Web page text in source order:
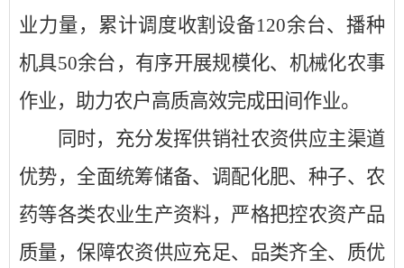
业力量，累计调度收割设备120余台、播种
机具50余台，有序开展规模化、机械化农事
作业，助力农户高质高效完成田间作业。
同时，充分发挥供销社农资供应主渠道
优势，全面统筹储备、调配化肥、种子、农
药等各类农业生产资料，严格把控农资产品
质量，保障农资供应充足、品类齐全、质优